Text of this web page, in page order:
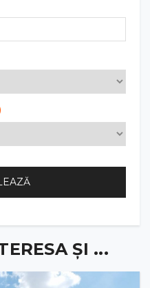
ȘI ...